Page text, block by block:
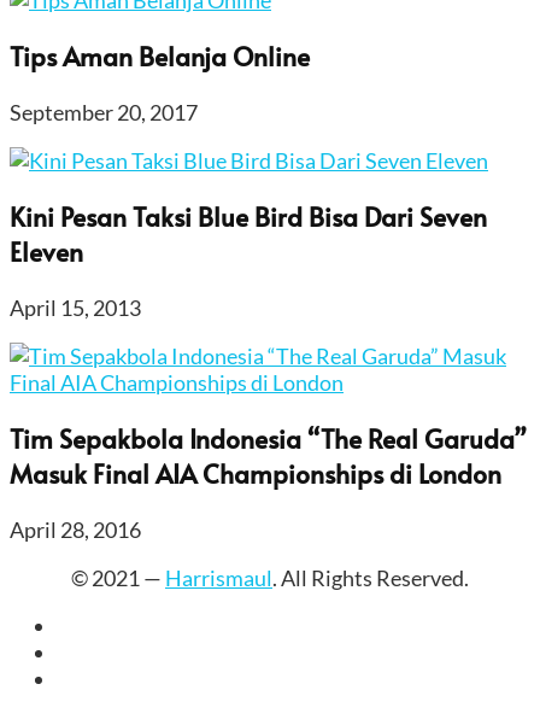
Tips Aman Belanja Online
September 20, 2017
Kini Pesan Taksi Blue Bird Bisa Dari Seven
Eleven
April 15, 2013
Tim Sepakbola Indonesia “The Real Garuda”
Masuk Final AIA Championships di London
April 28, 2016
© 2021 — Harrismaul. All Rights Reserved.